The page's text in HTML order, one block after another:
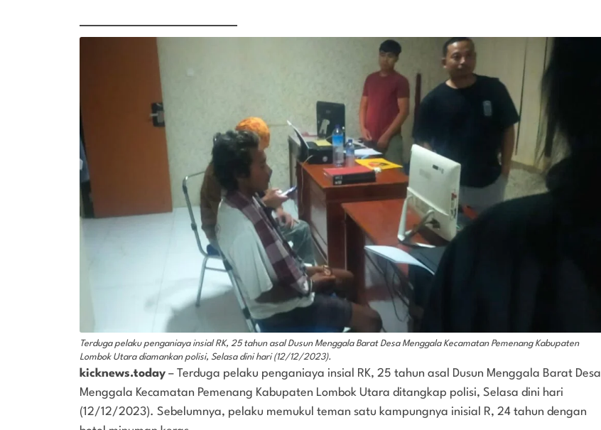
Terduga pelaku penganiaya insial RK, 25 tahun asal Dusun Menggala Barat Desa Menggala Kecamatan Pemenang Kabupaten
Lombok Utara diamankan polisi, Selasa dini hari (12/12/2023).
kicknews.today – Terduga pelaku penganiaya insial RK, 25 tahun asal Dusun Menggala Barat Desa
Menggala Kecamatan Pemenang Kabupaten Lombok Utara ditangkap polisi, Selasa dini hari
(12/12/2023). Sebelumnya, pelaku memukul teman satu kampungnya inisial R, 24 tahun dengan